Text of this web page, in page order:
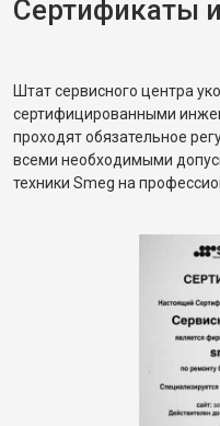
Сертификаты
Штат сервисного центра
сертифицированными
проходят обязательное
всеми необходимыми
техники Smeg на